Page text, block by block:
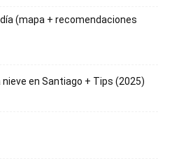
(mapa + recomendaciones
en Santiago + Tips (2025)